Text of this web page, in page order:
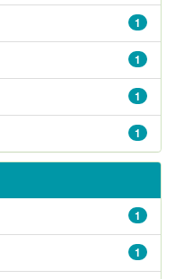
1
1
1
1
1
1